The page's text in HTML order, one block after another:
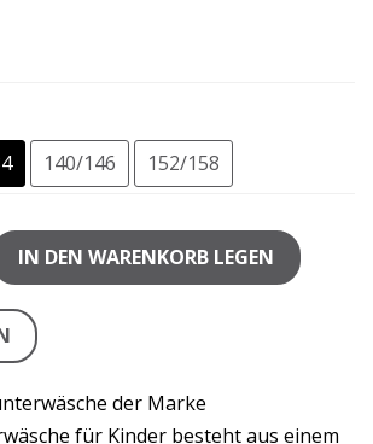
140/146 152/158
IN DEN WARENKORB LEGEN
der Marke
für Kinder besteht aus einem